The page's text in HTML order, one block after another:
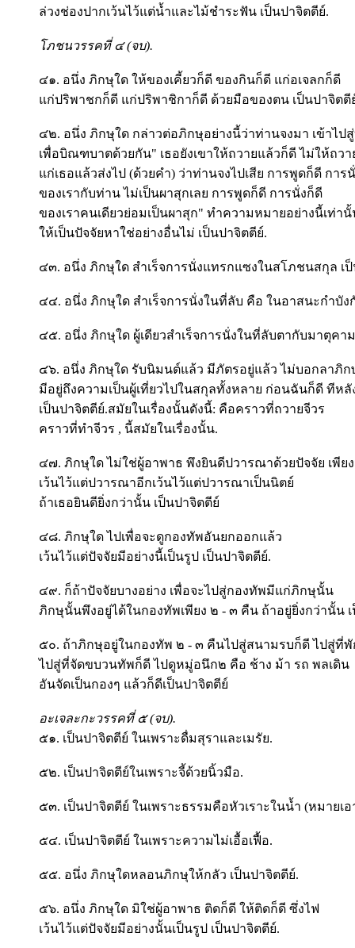
ล่วงช่องปากเว้นไว้แต่น้ำและไม้ชำระฟัน เป็นปาจิตตีย์.
โภชนวรรคที่ ๔ (จบ).
๔๑. อนึ่ง ภิกษุใด ให้ของเคี้ยวก็ดี ของกินก็ดี แก่อเจลกก็ดี
แก่ปริพาชกก็ดี แก่ปริพาชิกาก็ดี ด้วยมือของตน เป็นปาจิต
๔๒. อนึ่ง ภิกษุใด กล่าวต่อภิกษุอย่างนี้ว่าท่านจงมา เข้าไ
เพื่อบิณฑบาตด้วยกัน" เธอยังเขาให้ถวายแล้วก็ดี ไม่ให้ถว
แก่เธอแล้วส่งไป (ด้วยคำ) ว่าท่านจงไปเสีย การพูดก็ดี การ
ของเรากับท่าน ไม่เป็นผาสุกเลย การพูดก็ดี การนั่งก็ดี
ของเราคนเดียวย่อมเป็นผาสุก" ทำความหมายอย่างนี้เท่า
ให้เป็นปัจจัยหาใช่อย่างอื่นไม่ เป็นปาจิตตีย์.
๔๓. อนึ่ง ภิกษุใด สำเร็จการนั่งแทรกแซงในสโภชนสกุล เ
๔๔. อนึ่ง ภิกษุใด สำเร็จการนั่งในที่ลับ คือ ในอาสนะกำบั
๔๕. อนึ่ง ภิกษุใด ผู้เดียวสำเร็จการนั่งในที่ลับตากับมาตุคาม
๔๖. อนึ่ง ภิกษุใด รับนิมนต์แล้ว มีภัตรอยู่แล้ว ไม่บอกลาภิก
มีอยู่ถึงความเป็นผู้เที่ยวไปในสกุลทั้งหลาย ก่อนฉันก็ดี ทีห
เป็นปาจิตตีย์.สมัยในเรื่องนั้นดังนี้: คือคราวที่ถวายจีวร
คราวที่ทำจีวร , นี้สมัยในเรื่องนั้น.
๔๗. ภิกษุใด ไม่ใช่ผู้อาพาธ พึงยินดีปวารณาด้วยปัจจัย เพีย
เว้นไว้แต่ปวารณาอีกเว้นไว้แต่ปวารณาเป็นนิตย์
ถ้าเธอยินดียิ่งกว่านั้น เป็นปาจิตตีย์
๔๘. ภิกษุใด ไปเพื่อจะดูกองทัพอันยกออกแล้ว
เว้นไว้แต่ปัจจัยมีอย่างนี้เป็นรูป เป็นปาจิตตีย์.
๔๙. ก็ถ้าปัจจัยบางอย่าง เพื่อจะไปสู่กองทัพมีแก่ภิกษุนั้น
ภิกษุนั้นพึงอยู่ได้ในกองทัพเพียง ๒ - ๓ คืน ถ้าอยู่ยิ่งกว่านั้น
๕๐. ถ้าภิกษุอยู่ในกองทัพ ๒ - ๓ คืนไปสู่สนามรบก็ดี ไปสู่ที่
ไปสู่ที่จัดขบวนทัพก็ดี ไปดูหมู่อนึก๒ คือ ช้าง ม้า รถ พลเดิน
อันจัดเป็นกองๆ แล้วก็ดีเป็นปาจิตตีย์
อะเจละกะวรรคที่ ๕ (จบ).
๕๑. เป็นปาจิตตีย์ ในเพราะดื่มสุราและเมรัย.
๕๒. เป็นปาจิตตีย์ในเพราะจี้ด้วยนิ้วมือ.
๕๓. เป็นปาจิตตีย์ ในเพราะธรรมคือหัวเราะในน้ำ (หมายเอ
๕๔. เป็นปาจิตตีย์ ในเพราะความไม่เอื้อเฟื้อ.
๕๕. อนึ่ง ภิกษุใดหลอนภิกษุให้กลัว เป็นปาจิตตีย์.
๕๖. อนึ่ง ภิกษุใด มิใช่ผู้อาพาธ ติดก็ดี ให้ติดก็ดี ซึ่งไฟ
เว้นไว้แต่ปัจจัยมีอย่างนั้นเป็นรูป เป็นปาจิตตีย์.